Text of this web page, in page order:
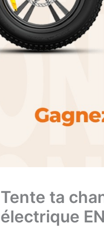
Tente ta
électrique